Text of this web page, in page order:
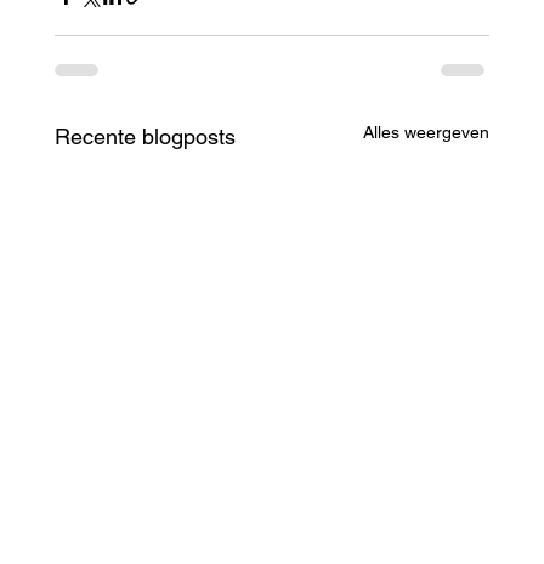
Recente blogposts Alles weergeven